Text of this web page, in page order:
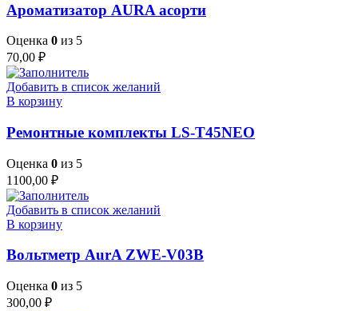
Ароматизатор AURA асорти
Оценка 0 из 5
70,00 ₽
Добавить в список желаний
В корзину
Ремонтные комплекты LS-T45NEO
Оценка 0 из 5
1100,00 ₽
Добавить в список желаний
В корзину
Вольтметр AurA ZWE-V03B
Оценка 0 из 5
300,00 ₽